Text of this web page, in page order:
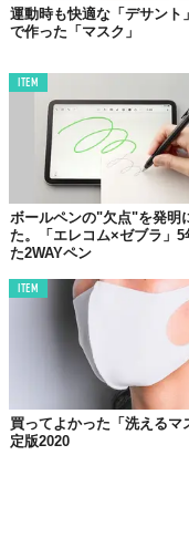
スポーツメーカー「
は、“安全にスポーツが
に”開発した「UAスポ
医療用マスク開発時の
は、アスリートの健康
ト感、涼しさ、洗って
められるポイントを網
UAマスクは、6月21日
は待ってでも欲しいマ
運動時も快適な「デサント
で作った「マスク」
ITEM
ボールペンの"欠点"を発明
た。「エレコム×ゼブラ」5
た2WAYペン
ITEM
買ってよかった「洗えるマ
定版2020